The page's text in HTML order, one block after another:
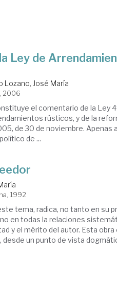
Ley de
Lozano, José María
2006
el comentario de la Ley
rústicos, y de la
de 30 de noviembre. Apenas
de ...
1992
tema, radica, no tanto en su
en todas la relaciones
y el mérito del autor. Esta obra
un punto de vista